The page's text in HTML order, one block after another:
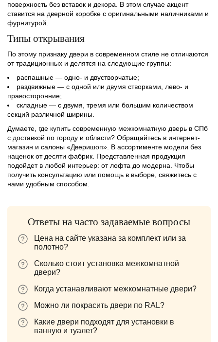
поверхность без вставок и декора. В этом случае акцент
ставится на дверной коробке с оригинальными наличниками и
фурнитурой.
Типы открывания
По этому признаку двери в современном стиле не отличаются
от традиционных и делятся на следующие группы:
распашные — одно- и двустворчатые;
раздвижные — с одной или двумя створками, лево- и
правосторонние;
складные — с двумя, тремя или большим количеством
секций различной ширины.
Думаете, где купить современную межкомнатную дверь в СПб
с доставкой по городу и области? Обращайтесь в интернет-
магазин и салоны «Дверишоп». В ассортименте модели без
наценок от десяти фабрик. Представленная продукция
подойдет в любой интерьер: от лофта до модерна. Чтобы
получить консультацию или помощь в выборе, свяжитесь с
нами удобным способом.
Ответы на часто задаваемые вопросы
Цена на сайте указана за комплект или за
полотно?
Сколько стоит установка межкомнатной
двери?
Когда устанавливают межкомнатные двери?
Можно ли покрасить двери по RAL?
Какие двери подходят для установки в
ванную и туалет?